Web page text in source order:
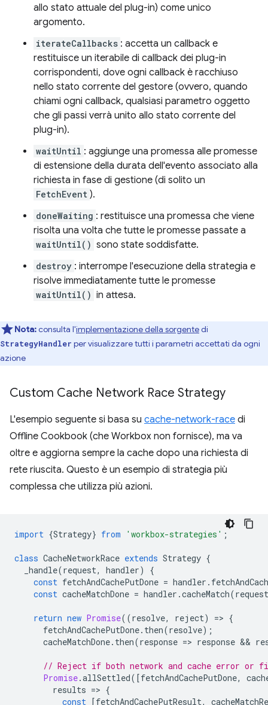
allo stato attuale del plug-in) come unico
argomento.
iterateCallbacks : accetta un callback e
restituisce un iterabile di callback dei plug-in
corrispondenti, dove ogni callback è racchiuso
nello stato corrente del gestore (ovvero, quando
chiami ogni callback, qualsiasi parametro oggetto
che gli passi verrà unito allo stato corrente del
plug-in).
waitUntil : aggiunge una promessa alle promesse
di estensione della durata dell'evento associato alla
richiesta in fase di gestione (di solito un
FetchEvent ).
doneWaiting : restituisce una promessa che viene
risolta una volta che tutte le promesse passate a
waitUntil() sono state soddisfatte.
destroy : interrompe l'esecuzione della strategia e
risolve immediatamente tutte le promesse
waitUntil() in attesa.
Nota:consulta l'implementazione della sorgentedi
StrategyHandler per visualizzare tutti i parametri accettati da ogni
azione
Custom Cache Network Race Strategy
L'esempio seguente si basa su cache-network-race di
Offline Cookbook (che Workbox non fornisce), ma va
oltre e aggiorna sempre la cache dopo una richiesta di
rete riuscita. Questo è un esempio di strategia più
complessa che utilizza più azioni.
import {Strategy} from 'workbox-strategies' ;
class CacheNetworkRace extends Strategy {
_handle(request, handler)
{
const fetchAndCachePutDone = handler .
const cacheMatchDone = handler .cacheMatch(request
return new Promise((resolve, reject) => {
fetchAndCachePutDone. then(resolve);
cacheMatchDone. then(response => response &&
// Reject if both network and cache error or
Promise.allSettled([fetchAndCachePutDone,
results => {
const [fetchAndCachePutResult,